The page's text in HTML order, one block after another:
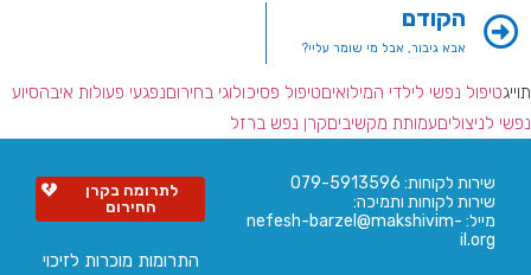
הקודם
אבא גיבור, אבל מי שומר עליי?
תוייגטיפול נפשי לילדי המילואיםטיפול פסיכולוגי בחירוםנפגעי פעולות איבהסיוע
נפשי לניצוליםעמותת מקשיביםקרן נפש ברזל
שירות לקוחות: 079-5913596
שירות לקוחות ותמיכה:
מייל: nefesh-barzel@makshivim-
il.org
לתרומה בקרן
החירום
התרומות מוכרות לזיכוי